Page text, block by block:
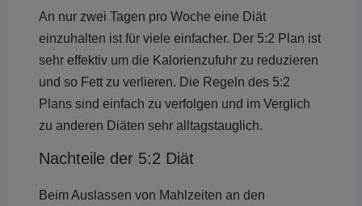
An nur zwei Tagen pro Woche eine Diät
einzuhalten ist für viele einfacher. Der 5:2 Plan ist
sehr effektiv um die Kalorienzufuhr zu reduzieren
und so Fett zu verlieren. Die Regeln des 5:2
Plans sind einfach zu verfolgen und im Verglich
zu anderen Diäten sehr alltagstauglich.
Nachteile der 5:2 Diät
Beim Auslassen von Mahlzeiten an den